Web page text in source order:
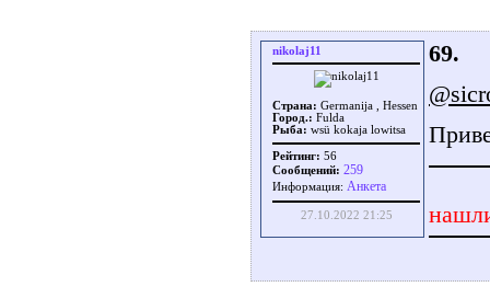
nikolaj11
Страна: Germanija , Hessen
Город.: Fulda
Рыба: wsü kokaja lowitsa
Рейтинг: 56
Сообщений: 259
Информация: Aнкета
27.10.2022 21:25
69.